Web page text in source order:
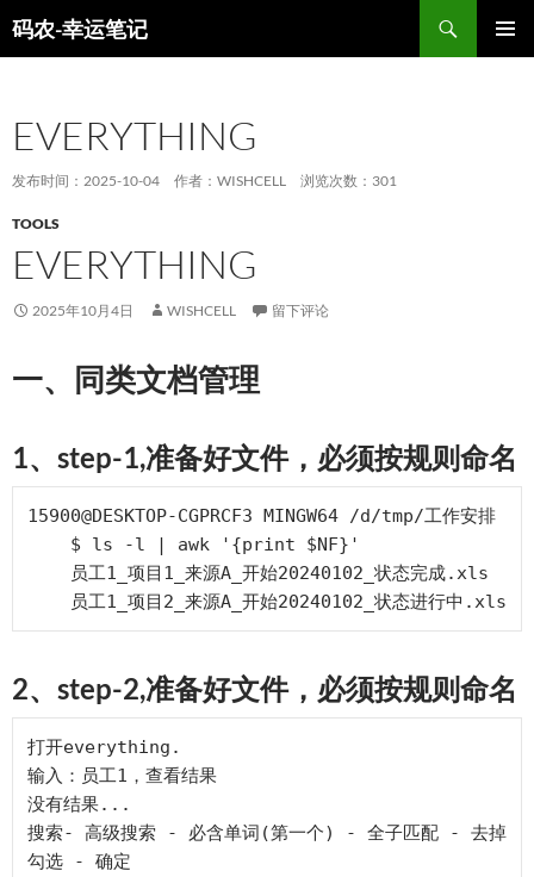
至码农-幸运笔记
索
EVERYTHING
发布时间：2025-10-04 作者：WISHCELL 浏览次数：301
TOOLS
EVERYTHING
2025年10月4日 WISHCELL 留下评论
一、同类文档管理
1、step-1,准备好文件，必须按规则命名
15900@DESKTOP-CGPRCF3 MINGW64 /d/tmp/工作安排
2、step-2,准备好文件，必须按规则命名
打开everything.
输入：员工1，查看结果
没有结果...
搜索- 高级搜索 - 必含单词(第一个) - 全子匹配 - 去掉
勾选 - 确定